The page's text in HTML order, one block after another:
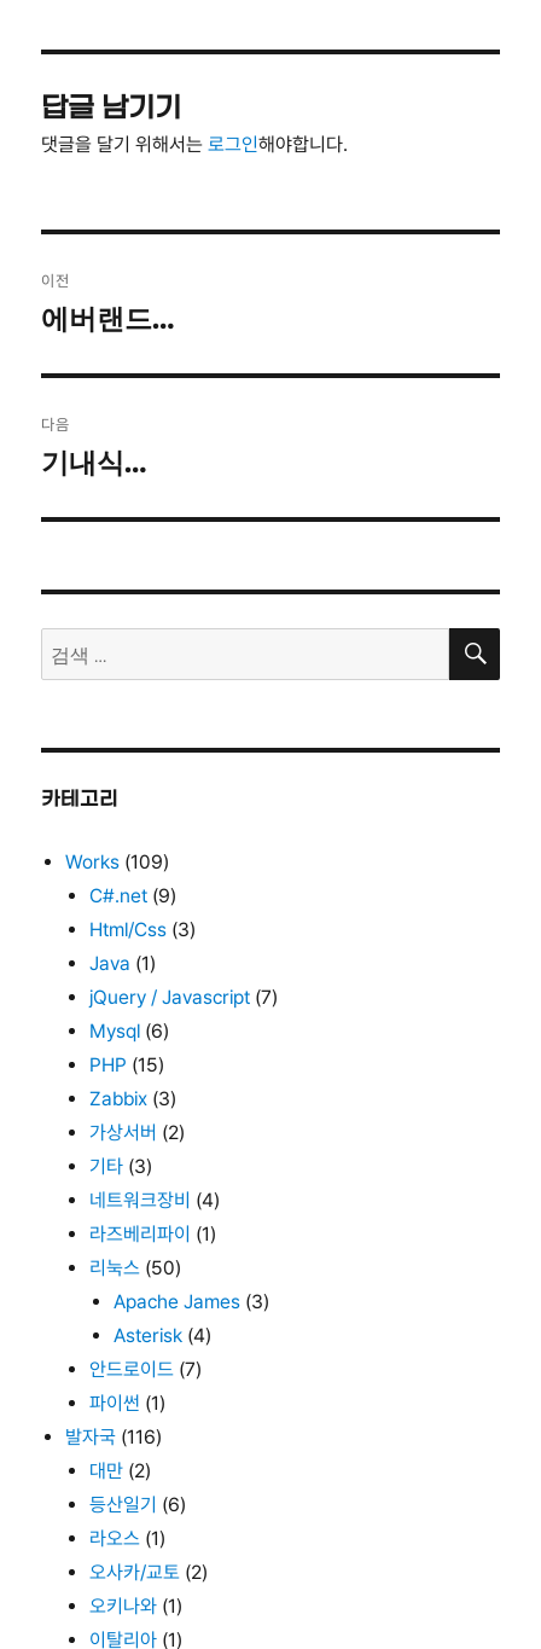
답글 남기기
댓글을 달기 위해서는로그인해야합니다.
탐
이전
이
글:
에버랜드…
다음
다
글:
기내식…
검
색:
검
카테고리
Works (109)
C#.net (9)
Html/Css (3)
Java (1)
jQuery / Javascript (7)
Mysql (6)
PHP (15)
Zabbix (3)
가상서버 (2)
기타 (3)
네트워크장비 (4)
라즈베리파이 (1)
리눅스 (50)
Apache James (3)
Asterisk (4)
안드로이드 (7)
파이썬 (1)
발자국 (116)
대만 (2)
등산일기 (6)
라오스 (1)
오사카/교토 (2)
오키나와 (1)
이탈리아 (1)